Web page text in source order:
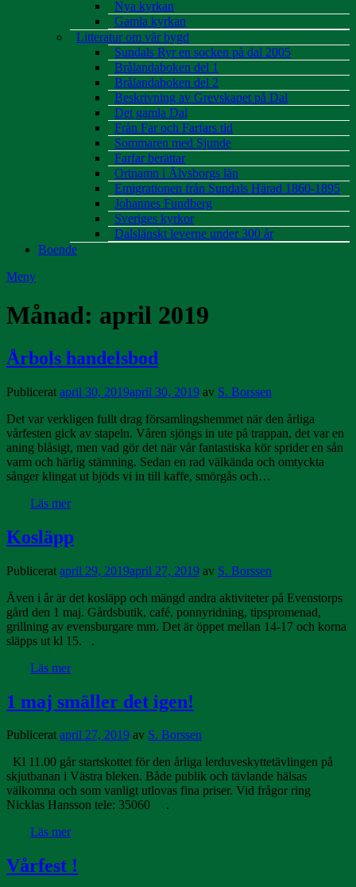
Nya kyrkan
Gamla kyrkan
Litteratur om vår bygd
Sundals Ryr en socken på dal 2005
Brålandaboken del 1
Brålandaboken del 2
Beskrivning av Grevskapet på Dal
Det gamla Dal
Från Far och Farfars tid
Sommaren med Sjunde
Farfar berättar
Ortnamn i Älvsborgs län
Emigrationen från Sundals Härad 1860-1895
Johannes Fundberg
Sveriges kyrkor
Dalslänskt leverne under 300 år
Boende
Meny
Månad: april 2019
Årbols handelsbod
Publicerat april 30, 2019april 30, 2019 av S. Borssen
Det var verkligen fullt drag församlingshemmet när den årliga
vårfesten gick av stapeln. Våren sjöngs in ute på trappan, det var en
aning blåsigt, men vad gör det när vår fantastiska kör sprider en sån
varm och härlig stämning. Sedan en rad välkända och omtyckta
sånger klingat ut bjöds vi in till kaffe, smörgås och…
Läs mer
Kosläpp
Publicerat april 29, 2019april 27, 2019 av S. Borssen
Även i år är det kosläpp och mängd andra aktiviteter på Evenstorps
gård den 1 maj. Gårdsbutik, café, ponnyridning, tipspromenad,
grillning av evensburgare mm. Det är öppet mellan 14-17 och korna
släpps ut kl 15. .
Läs mer
1 maj smäller det igen!
Publicerat april 27, 2019 av S. Borssen
Kl 11.00 går startskottet för den årliga lerduveskyttetävlingen på
skjutbanan i Västra bleken. Både publik och tävlande hälsas
välkomna och som vanligt utlovas fina priser. Vid frågor ring
Nicklas Hansson tele: 35060 .
Läs mer
Vårfest !